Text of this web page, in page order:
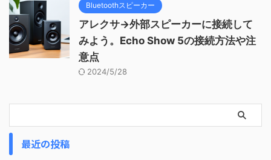
Bluetoothスピーカー
アレクサ→外部スピーカーに接続して
みよう。Echo Show 5の接続方法や注
意点
2024/5/28
最近の投稿